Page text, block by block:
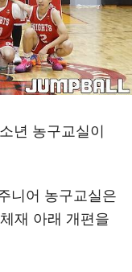
년 농구교실이
니어 농구교실은
재 아래 개편을